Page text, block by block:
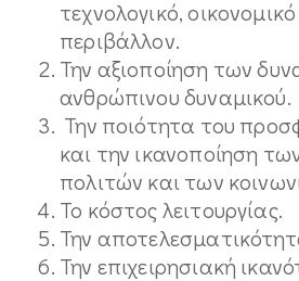
τεχνολογικό,
περιβάλλον.
Την αξιοποίηση των
ανθρώπινου δυναμικού.
Την ποιότητα του
και την ικανοποίηση
πολιτών και των
Το κόστος λειτουργίας.
Την
Την επιχειρησιακή